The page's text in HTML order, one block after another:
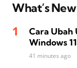
What’s New
Cara Ubah
Windows 11
41 minutes ago